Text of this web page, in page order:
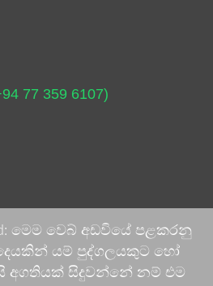
77 359 6107)
මෙම වෙබ් අඩවියේ පළකරනු
යම් පුද්ගලයකුට හෝ
අගතියක් සිදුවන්නේ නම් එම